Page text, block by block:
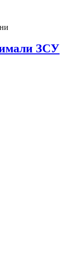
ЗСУ